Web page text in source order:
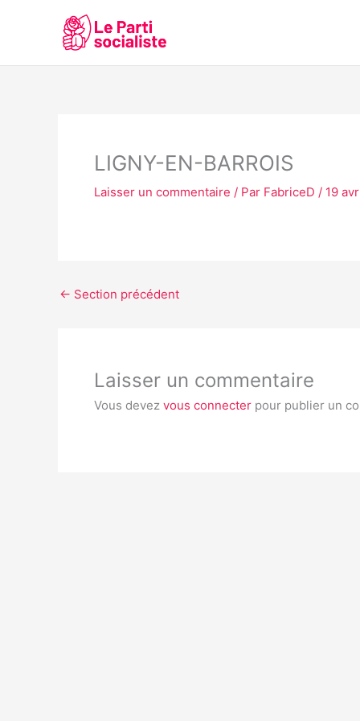
LIGNY-EN-BARROIS
Laisser un commentaire / Par FabriceD / 19
← Section précédent
Laisser un commentaire
Vous devez vous connecter pour publier un